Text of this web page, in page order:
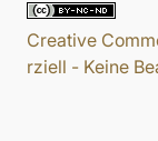
Creative
rziell - Keine